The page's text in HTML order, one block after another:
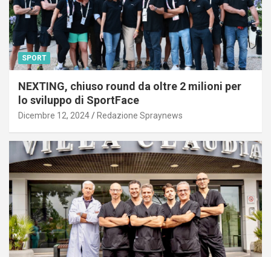
SPORT
NEXTING, chiuso round da oltre 2 milioni per
lo sviluppo di SportFace
Dicembre 12, 2024 Redazione Spraynews